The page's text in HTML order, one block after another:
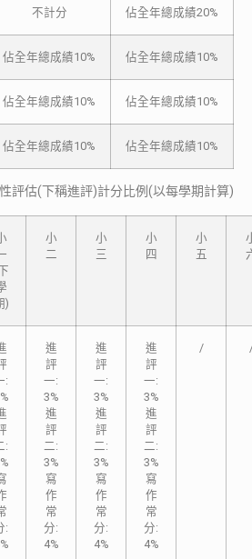
不計分 佔全年總成績20%
佔全年總成績10% 佔全年總成績10%
佔全年總成績10% 佔全年總成績10%
佔全年總成績10% 佔全年總成績10%
評估(下稱進評)計分比例(以每學期計算)
)
小
二
小
三
小
四
小
五
:
:
:
進
評
一:
3%
進
評
二:
3%
寫
作
常
分:
4%
進
評
一:
3%
進
評
二:
3%
寫
作
常
分:
4%
進
評
一:
3%
進
評
二:
3%
寫
作
常
分:
4%
/